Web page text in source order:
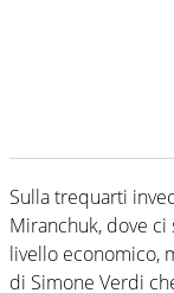
Sulla trequarti
Miranchuk, dove
livello economico,
di Simone Verdi